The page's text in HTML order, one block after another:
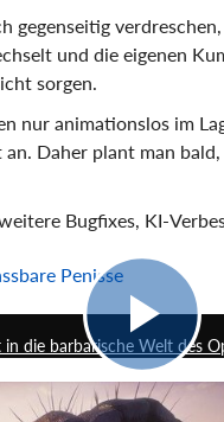
gegenseitig
und die eigenen
sorgen.
nur animationslos im
Daher plant man
Bugfixes, KI-
Penisse
die barbarische Welt des